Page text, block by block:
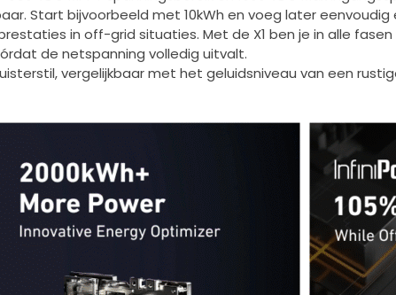
Start bijvoorbeeld met 10kWh en voeg later
in off-grid situaties. Met de X1 ben je in alle
de netspanning volledig uitvalt.
vergelijkbaar met het geluidsniveau van een